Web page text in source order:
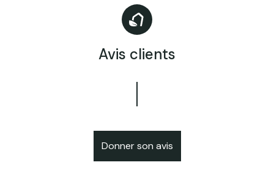
Avis clients
Donner son avis